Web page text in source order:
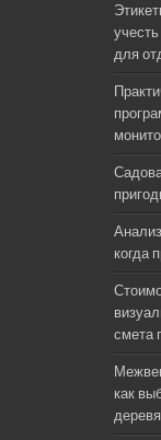
для
когда
смета
как